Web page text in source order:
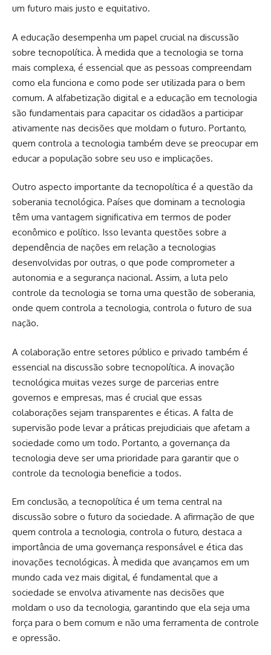
um futuro mais justo e equitativo.
A educação desempenha um papel crucial na discussão
sobre tecnopolítica. À medida que a tecnologia se torna
mais complexa, é essencial que as pessoas compreendam
como ela funciona e como pode ser utilizada para o bem
comum. A alfabetização digital e a educação em tecnologia
são fundamentais para capacitar os cidadãos a participar
ativamente nas decisões que moldam o futuro. Portanto,
quem controla a tecnologia também deve se preocupar em
educar a população sobre seu uso e implicações.
Outro aspecto importante da tecnopolítica é a questão da
soberania tecnológica. Países que dominam a tecnologia
têm uma vantagem significativa em termos de poder
econômico e político. Isso levanta questões sobre a
dependência de nações em relação a tecnologias
desenvolvidas por outras, o que pode comprometer a
autonomia e a segurança nacional. Assim, a luta pelo
controle da tecnologia se torna uma questão de soberania,
onde quem controla a tecnologia, controla o futuro de sua
nação.
A colaboração entre setores público e privado também é
essencial na discussão sobre tecnopolítica. A inovação
tecnológica muitas vezes surge de parcerias entre
governos e empresas, mas é crucial que essas
colaborações sejam transparentes e éticas. A falta de
supervisão pode levar a práticas prejudiciais que afetam a
sociedade como um todo. Portanto, a governança da
tecnologia deve ser uma prioridade para garantir que o
controle da tecnologia beneficie a todos.
Em conclusão, a tecnopolítica é um tema central na
discussão sobre o futuro da sociedade. A afirmação de que
quem controla a tecnologia, controla o futuro, destaca a
importância de uma governança responsável e ética das
inovações tecnológicas. À medida que avançamos em um
mundo cada vez mais digital, é fundamental que a
sociedade se envolva ativamente nas decisões que
moldam o uso da tecnologia, garantindo que ela seja uma
força para o bem comum e não uma ferramenta de controle
e opressão.